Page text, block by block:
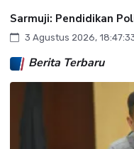
Sarmuji: Pendidikan
3 Agustus 2026,
Berita Terbaru